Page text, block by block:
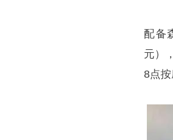
配备
元）
8点